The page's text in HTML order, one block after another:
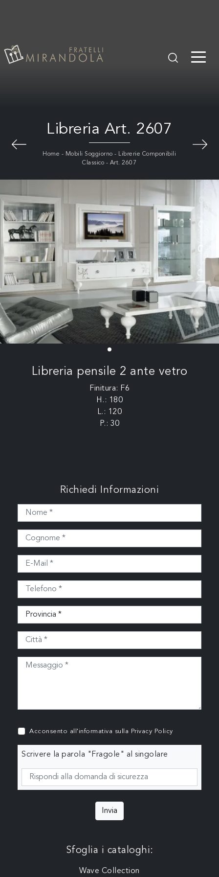
Libreria Art. 2607
Home - Mobili Soggiorno - Librerie Componibili
Classico - Art. 2607
Libreria pensile 2 ante vetro
Finitura: F6
H.: 180
L.: 120
P.: 30
Richiedi Informazioni
Acconsento all'informativa sulla Privacy Policy
Scrivere la parola "Fragole" al singolare
Invia
Sfoglia i cataloghi:
Wave Collection